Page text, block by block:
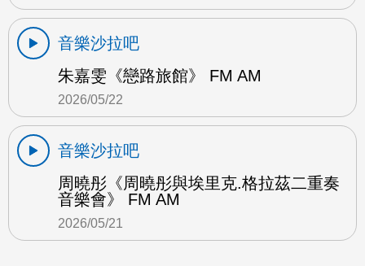
音樂沙拉吧
朱嘉雯《戀路旅館》 FM AM
2026/05/22
音樂沙拉吧
周曉彤《周曉彤與埃里克.格拉茲二重奏
音樂會》 FM AM
2026/05/21